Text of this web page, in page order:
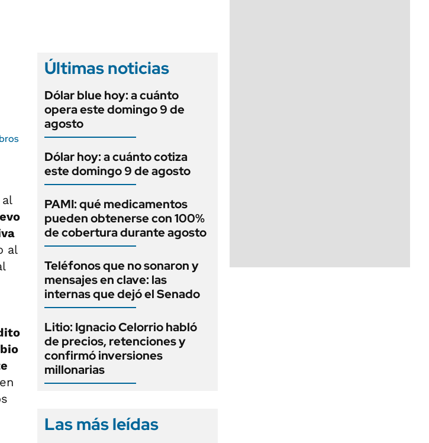
al
Últimas noticias
Dólar blue hoy: a cuánto
opera este domingo 9 de
agosto
Dólar hoy: a cuánto cotiza
este domingo 9 de agosto
PAMI: qué medicamentos
pueden obtenerse con 100%
de cobertura durante agosto
Teléfonos que no sonaron y
mensajes en clave: las
internas que dejó el Senado
Litio: Ignacio Celorrio habló
de precios, retenciones y
confirmó inversiones
millonarias
Las más leídas